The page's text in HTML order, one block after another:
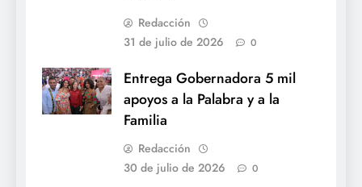
Redacción
31 de julio de 2026
0
Entrega Gobernadora 5 mil
apoyos a la Palabra y a la
Familia
Redacción
30 de julio de 2026
0